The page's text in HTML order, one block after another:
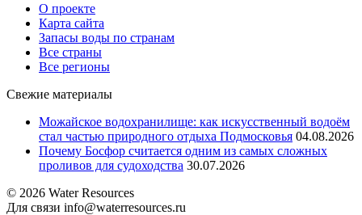
О проекте
Карта сайта
Запасы воды по странам
Все страны
Все регионы
Свежие материалы
Можайское водохранилище: как искусственный водоём
стал частью природного отдыха Подмосковья 04.08.2026
Почему Босфор считается одним из самых сложных
проливов для судоходства 30.07.2026
© 2026 Water Resources
Для связи info@waterresources.ru